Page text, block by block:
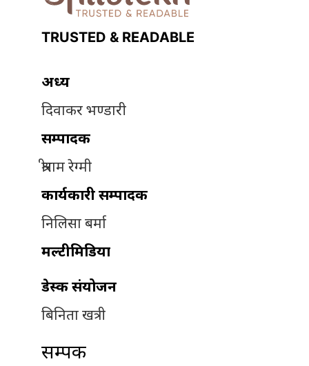
TRUSTED & READABLE
अध्यक्ष
दिवाकर भण्डारी
सम्पादक
श्रीराम रेग्मी
कार्यकारी सम्पादक
निलिसा बर्मा
मल्टीमिडिया
डेस्क संयोजन
बिनिता खत्री
सम्पर्क